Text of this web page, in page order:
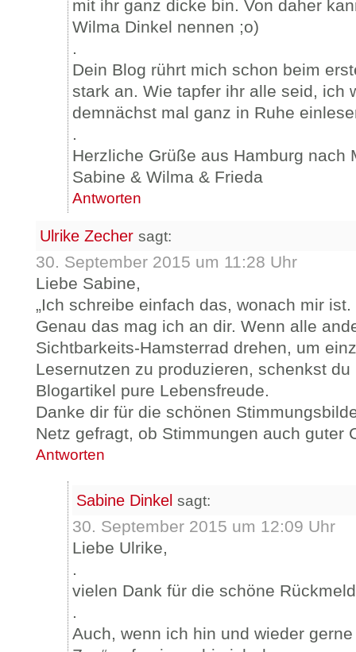
mit ihr ganz dicke bin. Von daher
Wilma Dinkel nennen ;o)
.
Dein Blog rührt mich schon beim
stark an. Wie tapfer ihr alle seid, ich
demnächst mal ganz in Ruhe
.
Herzliche Grüße aus Hamburg nach
Sabine & Wilma & Frieda
Antworten
Ulrike Zecher sagt:
30. September 2015 um 11:28 Uhr
Liebe Sabine,
„Ich schreibe einfach das, wonach mir
Genau das mag ich an dir. Wenn alle
Sichtbarkeits-Hamsterrad drehen, um
Lesernutzen zu produzieren, schenkst
Blogartikel pure Lebensfreude.
Danke dir für die schönen
Netz gefragt, ob Stimmungen auch guter
Antworten
Sabine Dinkel sagt:
30. September 2015 um 12:09 Uhr
Liebe Ulrike,
.
vielen Dank für die schöne
.
Auch, wenn ich hin und wieder